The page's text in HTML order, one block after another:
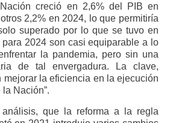
creció en 2,6% del PIB en
2,2% en 2024, lo que permitiría
superado por lo que se tuvo en
para 2024 son casi equiparable a lo
la pandemia, pero sin una
de tal envergadura. La clave,
mejorar la eficiencia en la ejecución
Nación”.
análisis, que la reforma a la regla